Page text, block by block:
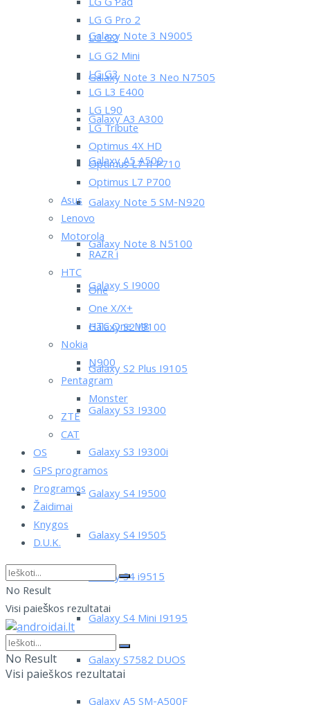
Galaxy Note 3 N9005
Galaxy Note 3 Neo N7505
Galaxy A3 A300
Galaxy A5 A500
Galaxy Note 5 SM-N920
Galaxy Note 8 N5100
Galaxy S I9000
Galaxy S2 I9100
Galaxy S2 Plus I9105
Galaxy S3 I9300
Galaxy S3 I9300i
Galaxy S4 I9500
Galaxy S4 I9505
Galaxy S4 i9515
Galaxy S4 Mini I9195
Galaxy S7582 DUOS
LG G Pro 2
LG G2
LG G2 Mini
LG G3
LG L3 E400
LG L90
LG Tribute
Optimus 4X HD
Optimus L7 II P710
Optimus L7 P700
Asus
Lenovo
Motorola
RAZR i
HTC
One
One X/X+
HTC One M8
Nokia
N900
Pentagram
Monster
ZTE
CAT
OS
GPS programos
Programos
Žaidimai
Knygos
D.U.K.
No Result
Visi paieškos rezultatai
No Result
Visi paieškos rezultatai